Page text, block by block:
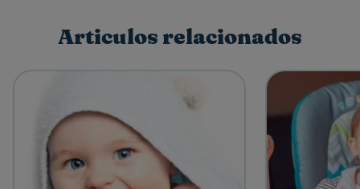
Escribe una reseña
Articulos relacionados